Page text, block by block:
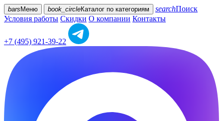
bars Меню book_circleКаталог по категориям searchПоиск
Условия работы Скидки О компании Контакты
+7 (495) 921-39-22